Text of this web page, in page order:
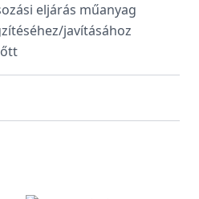
eljárás műanyag
javításához